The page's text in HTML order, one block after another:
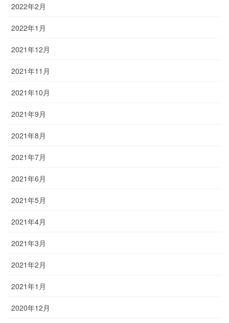
2022年2月
2022年1月
2021年12月
2021年11月
2021年10月
2021年9月
2021年8月
2021年7月
2021年6月
2021年5月
2021年4月
2021年3月
2021年2月
2021年1月
2020年12月